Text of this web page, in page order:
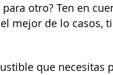
otro? Ten en
mejor de lo casos,
que